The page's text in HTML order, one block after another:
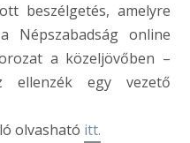
beszélgetés, amelyre
online
a közeljövőben –
ellenzék egy vezető
olvasható itt.